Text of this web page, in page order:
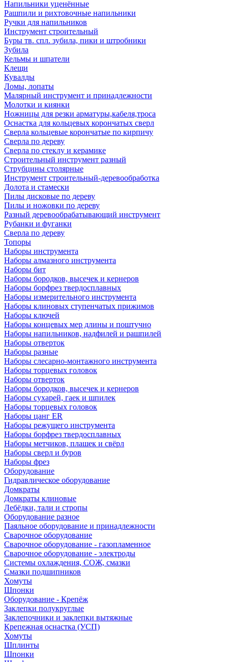
Напильники уценённые
Рашпили и рихтовочные напильники
Ручки для напильников
Инструмент строительный
Буры тв. спл. зубила, пики и штробники
Зубила
Кельмы и шпатели
Клещи
Кувалды
Ломы, лопаты
Малярный инструмент и принадлежности
Молотки и киянки
Ножницы для резки арматуры,кабеля,троса
Оснастка для кольцевых корончатых сверл
Сверла кольцевые корончатые по кирпичу
Сверла по дереву
Сверла по стеклу и керамике
Строительный инструмент разный
Струбцины столярные
Инструмент строительный-деревообработка
Долота и стамески
Пилы дисковые по дереву
Пилы и ножовки по дереву
Разный деревообрабатывающий инструмент
Рубанки и фуганки
Сверла по дереву
Топоры
Наборы инструмента
Наборы алмазного инструмента
Наборы бит
Наборы бородков, высечек и кернеров
Наборы борфрез твердосплавных
Наборы измерительного инструмента
Наборы клиновых ступенчатых прижимов
Наборы ключей
Наборы концевых мер длины и поштучно
Наборы напильников, надфилей и рашпилей
Наборы отверток
Наборы разные
Наборы слесарно-монтажного инструмента
Наборы торцевых головок
Наборы отверток
Наборы бородков, высечек и кернеров
Наборы сухарей, гаек и шпилек
Наборы торцевых головок
Наборы цанг ER
Наборы режущего инструмента
Наборы борфрез твердосплавных
Наборы метчиков, плашек и свёрл
Наборы сверл и буров
Наборы фрез
Оборудование
Гидравлическое оборудование
Домкраты
Домкраты клиновые
Лебёдки, тали и стропы
Оборудование разное
Паяльное оборудование и принадлежности
Сварочное оборудование
Сварочное оборудование - газопламенное
Сварочное оборудование - электроды
Системы охлаждения, СОЖ, смазки
Смазки подшипников
Хомуты
Шпонки
Оборудование - Крепёж
Заклепки полукруглые
Заклепочники и заклепки вытяжные
Крепежная оснастка (УСП)
Хомуты
Шплинты
Шпонки